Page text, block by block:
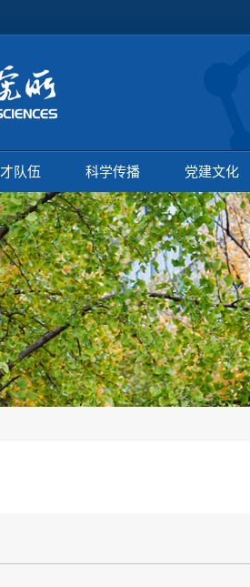
队伍 科学传播 党建文化